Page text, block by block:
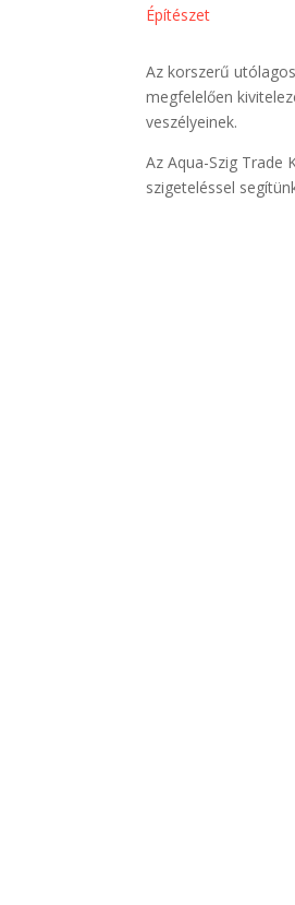
Építészet
Az korszerű utólagos
megfelelően
veszélyeinek.
Az Aqua-Szig Trade
szigeteléssel